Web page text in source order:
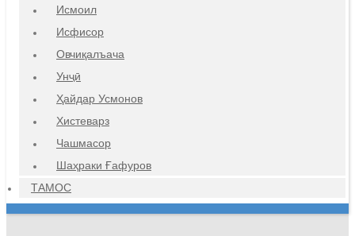
Исмоил
Исфисор
Овчиқалъача
Унҷӣ
Ҳайдар Усмонов
Хистеварз
Чашмасор
Шаҳраки Ғафуров
ТАМОС